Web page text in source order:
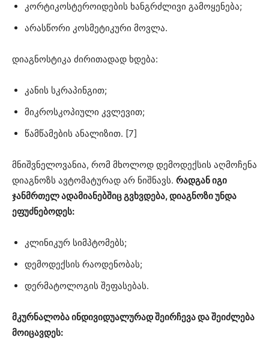
კორტიკოსტეროიდების ხანგრძლივი გამოყენება;
არასწორი კოსმეტიკური მოვლა.
დიაგნოსტიკა ძირითადად ხდება:
კანის სკრაპინგით;
მიკროსკოპიული კვლევით;
წამწამების ანალიზით. [7]
მნიშვნელოვანია, რომ მხოლოდ დემოდექსის აღმოჩენა
დიაგნოზს ავტომატურად არ ნიშნავს. რადგან იგი
ჯანმრთელ ადამიანებშიც გვხვდება, დიაგნოზი უნდა
ეფუძნებოდეს:
კლინიკურ სიმპტომებს;
დემოდექსის რაოდენობას;
დერმატოლოგის შეფასებას.
მკურნალობა ინდივიდუალურად შეირჩევა და შეიძლება
მოიცავდეს: